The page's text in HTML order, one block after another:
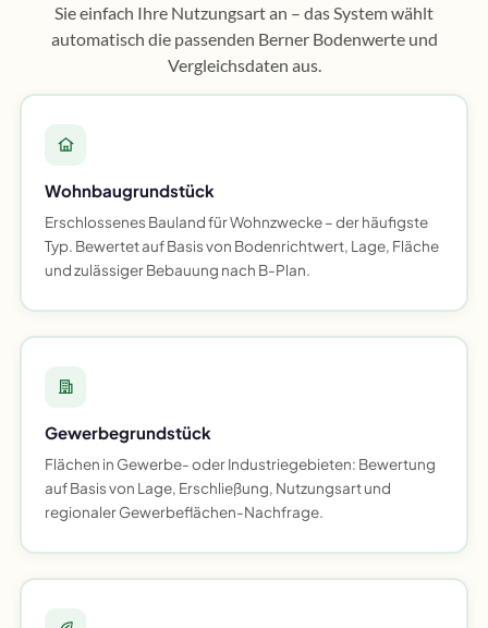
Sie einfach Ihre Nutzungsart an – das System wählt
automatisch die passenden Berner Bodenwerte und
Vergleichsdaten aus.
Wohnbaugrundstück
Erschlossenes Bauland für Wohnzwecke – der häufigste
Typ. Bewertet auf Basis von Bodenrichtwert, Lage, Fläche
und zulässiger Bebauung nach B-Plan.
Gewerbegrundstück
Flächen in Gewerbe- oder Industriegebieten: Bewertung
auf Basis von Lage, Erschließung, Nutzungsart und
regionaler Gewerbeflächen-Nachfrage.